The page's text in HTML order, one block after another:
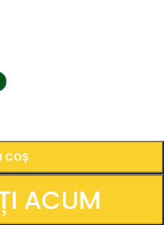
COȘ
ACUM